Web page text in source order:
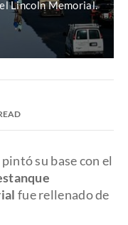
Lincoln Memorial.
su base con el
fue rellenado de